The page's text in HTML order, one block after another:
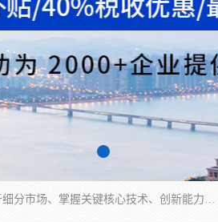
“专精特新”中小企业是指经省工业和信息化厅认定，专注于细分市场、掌握关键核心技术、创新能力强、市场占有率高、质量效益优，在专业化、精细化、特色化、新颖化等方面表现突出的中小企业。